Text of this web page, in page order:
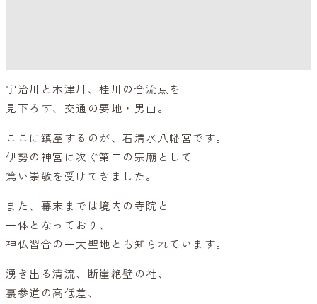
宇治川と木津川、桂川の合流点を
見下ろす、交通の要地・男山。
ここに鎮座するのが、石清水八幡宮です。
伊勢の神宮に次ぐ第二の宗廟として
篤い崇敬を受けてきました。
また、幕末までは境内の寺院と
一体となっており、
神仏習合の一大聖地とも知られています。
湧き出る清流、断崖絶壁の社、
裏参道の高低差、